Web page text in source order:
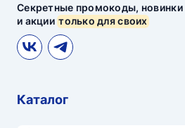
Секретные промокоды, новинки
и акциитолько для своих
Каталог